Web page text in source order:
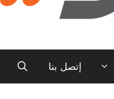
إتصل بنا